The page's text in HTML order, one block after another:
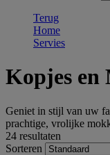
Terug
Home
Servies
Kopjes en
Geniet in stijl van uw
prachtige, vrolijke
24 resultaten
Sorteren